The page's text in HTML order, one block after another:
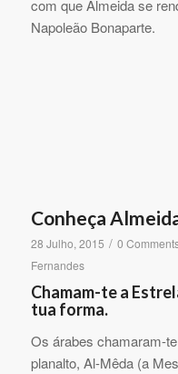
com que Almeida se
Napoleão Bonaparte.
Conheça
28 Julho, 2015 / 0
Fernandes
Chamam-te a
tua forma.
Os árabes chamaram-
planalto, Al-Mêda (a